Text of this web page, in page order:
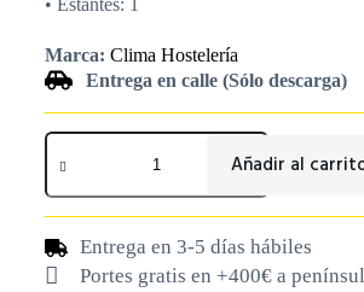
• Estantes: 1
Marca: Clima Hostelería
Entrega en calle (Sólo descarga)
Añadir al
Entrega en 3-5 días hábiles
Portes gratis en +400€ a